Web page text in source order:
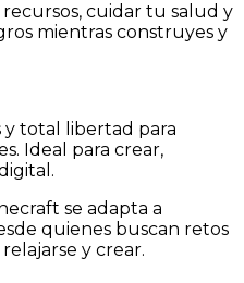
cuidar tu salud y
mientras construyes y
y total libertad para
Ideal para crear,
se adapta a
quienes buscan retos
y crear.